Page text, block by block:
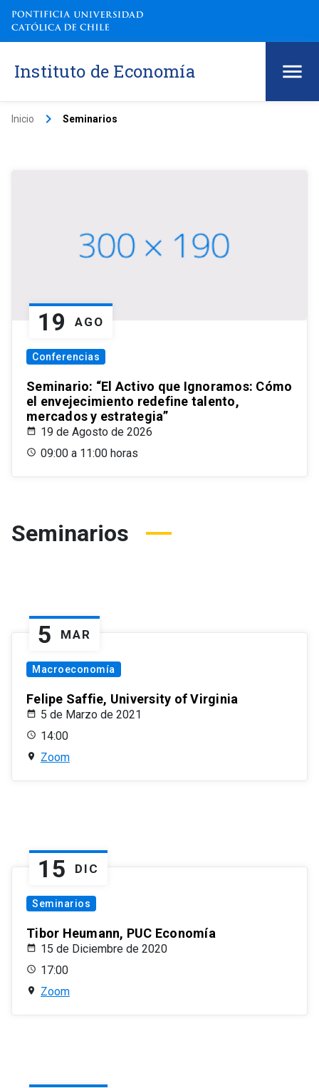
Instituto de Economía
Inicio keyboard_arrow_right Seminarios
19 AGO
Conferencias
Seminario: “El Activo que Ignoramos: Cómo
el envejecimiento redefine talento,
mercados y estrategia”
19 de Agosto de 2026
09:00 a 11:00 horas
Seminarios
5 MAR
Macroeconomía
Felipe Saffie, University of Virginia
5 de Marzo de 2021
14:00
Zoom
15 DIC
Seminarios
Tibor Heumann, PUC Economía
15 de Diciembre de 2020
17:00
Zoom